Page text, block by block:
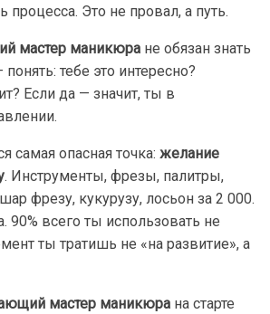
процесса. Это не провал, а путь.
мастер маникюра не обязан знать
тебе это интересно?
Если да — значит, ты в
самая опасная точка: желание
. Инструменты, фрезы, палитры,
фрезу, кукурузу, лосьон за 2 000.
90% всего ты использовать не
ты тратишь не «на развитие», а
мастер маникюра на старте